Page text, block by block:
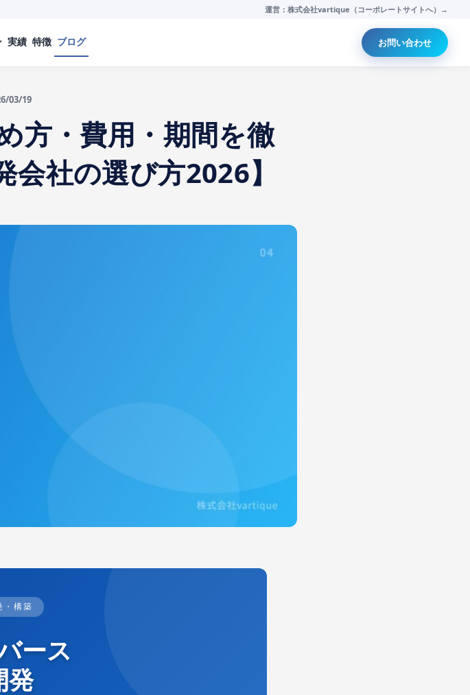
運営：株式会社vartique（コーポレートサイトへ）→
実績 特徴 ブログ お問い合わせ
03/19
方・費用・期間を徹
社の選び方2026】
・構築
ース
発